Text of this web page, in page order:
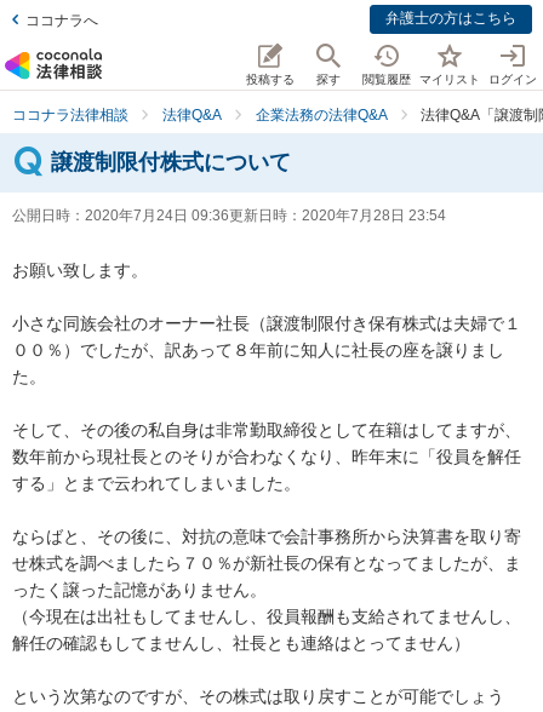
ココナラへ 弁護士の方はこちら
投稿する 探す 閲覧履歴 マイリスト ログイン
ココナラ法律相談 法律Q&A 企業法務の法律Q&A 法律Q&A「譲渡
譲渡制限付株式について
公開日時： 2020年7月24日 09:36更新日時： 2020年7月28日 23:54
お願い致します。
小さな同族会社のオーナー社長（譲渡制限付き保有株式は夫婦で１
００％）でしたが、訳あって８年前に知人に社長の座を譲りまし
た。
そして、その後の私自身は非常勤取締役として在籍はしてますが、
数年前から現社長とのそりが合わなくなり、昨年末に「役員を解任
する」とまで云われてしまいました。
ならばと、その後に、対抗の意味で会計事務所から決算書を取り寄
せ株式を調べましたら７０％が新社長の保有となってましたが、ま
ったく譲った記憶がありません。
（今現在は出社もしてませんし、役員報酬も支給されてませんし、
解任の確認もしてませんし、社長とも連絡はとってません）
という次第なのですが、その株式は取り戻すことが可能でしょう